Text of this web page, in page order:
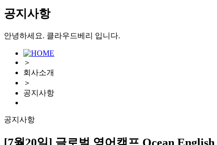
공지사항
안녕하세요. 클라우드베리 입니다.
＞
회사소개
＞
공지사항
공지사항